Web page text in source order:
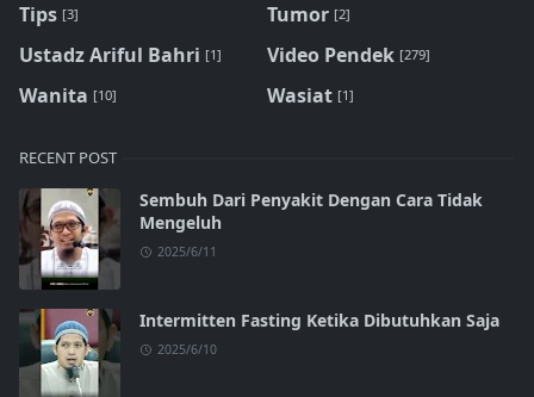
Tips [3] Tumor [2]
Ustadz Ariful Bahri [1] Video Pendek [279]
Wanita [10] Wasiat [1]
RECENT POST
Sembuh Dari Penyakit Dengan Cara Tidak
Mengeluh
2025/6/11
Intermitten Fasting Ketika Dibutuhkan Saja
2025/6/10